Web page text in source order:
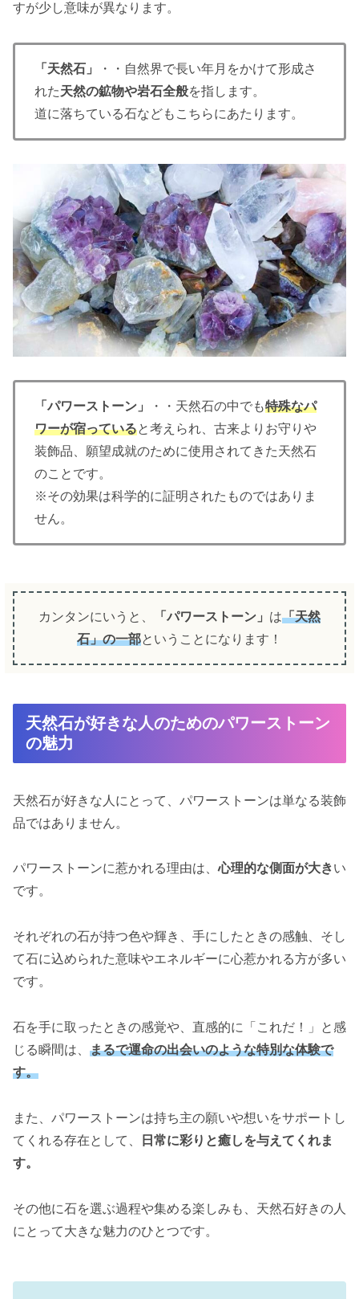
すが少し意味が異なります。
「天然石」
・・自然界で長い年月をかけて形成さ
れた天然の鉱物や岩石全般を指します。
道に落ちている石などもこちらにあたります。
「パワーストーン」 ・・天然石の中でも特殊なパ
ワーが宿っていると考えられ、古来よりお守りや
装飾品、願望成就のために使用されてきた天然石
のことです。
※その効果は科学的に証明されたものではありま
せん。
カンタンにいうと、 「パワーストーン」 は「天然
石」の一部ということになります！
天然石が好きな人のためのパワーストーン
の魅力
天然石が好きな人にとって、パワーストーンは単なる装飾
品ではありません。
パワーストーンに惹かれる理由は、心理的な側面が大きい
です。
それぞれの石が持つ色や輝き、手にしたときの感触、そし
て石に込められた意味やエネルギーに心惹かれる方が多い
です。
石を手に取ったときの感覚や、直感的に「これだ！」と感
じる瞬間は、 まるで運命の出会いのような特別な体験で
す。
また、パワーストーンは持ち主の願いや想いをサポートし
てくれる存在として、
日常に彩りと癒しを与えてくれま
す。
その他に石を選ぶ過程や集める楽しみも、天然石好きの人
にとって大きな魅力のひとつです。